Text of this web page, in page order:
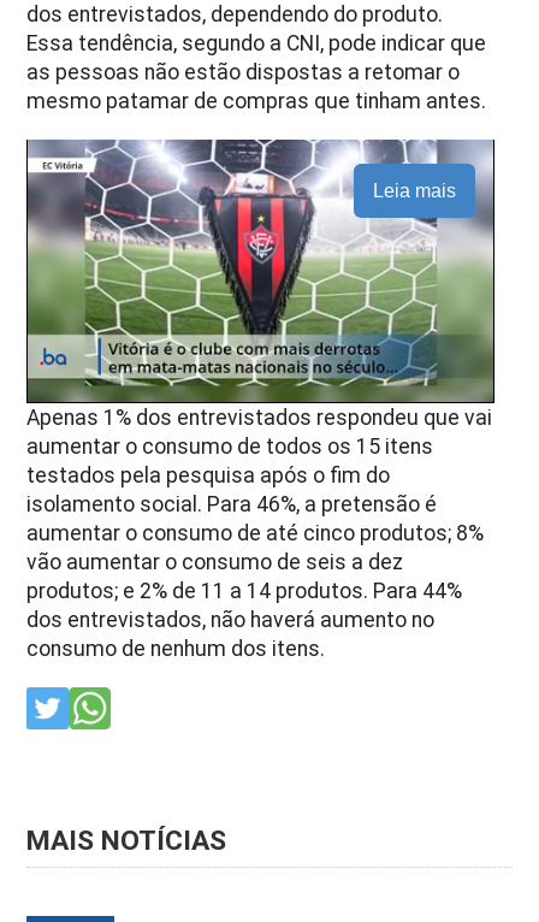
dos entrevistados, dependendo do produto.
Essa tendência, segundo a CNI, pode indicar que
as pessoas não estão dispostas a retomar o
mesmo patamar de compras que tinham antes.
Leia mais
Apenas 1% dos entrevistados respondeu que vai
aumentar o consumo de todos os 15 itens
testados pela pesquisa após o fim do
isolamento social. Para 46%, a pretensão é
aumentar o consumo de até cinco produtos; 8%
vão aumentar o consumo de seis a dez
produtos; e 2% de 11 a 14 produtos. Para 44%
dos entrevistados, não haverá aumento no
consumo de nenhum dos itens.
MAIS NOTÍCIAS